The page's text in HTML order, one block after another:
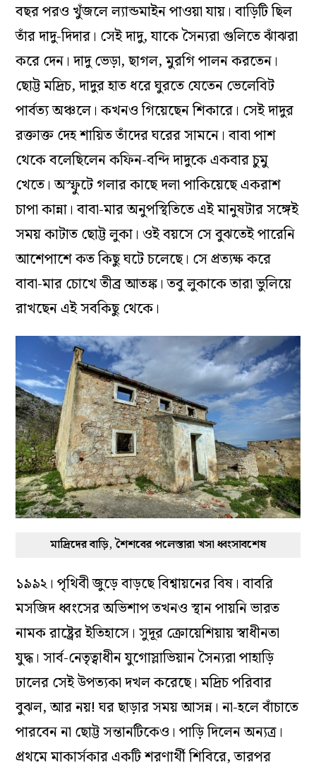
বছর পরও খুঁজলে ল্যান্ডমাইন পাওয়া যায়। বাড়িটি ছিল
তাঁর দাদু-দিদার। সেই দাদু, যাকে সৈন্যরা গুলিতে ঝাঁঝরা
করে দেন। দাদু ভেড়া, ছাগল, মুরগি পালন করতেন।
ছোট্ট মদ্রিচ, দাদুর হাত ধরে ঘুরতে যেতেন ভেলেবিট
পার্বত্য অঞ্চলে। কখনও গিয়েছেন শিকারে। সেই দাদুর
রক্তাক্ত দেহ শায়িত তাঁদের ঘরের সামনে। বাবা পাশ
থেকে বলেছিলেন কফিন-বন্দি দাদুকে একবার চুমু
খেতে। অস্ফুটে গলার কাছে দলা পাকিয়েছে একরাশ
চাপা কান্না। বাবা-মার অনুপস্থিতিতে এই মানুষটার সঙ্গেই
সময় কাটাত ছোট্ট লুকা। ওই বয়সে সে বুঝতেই পারেনি
আশেপাশে কত কিছু ঘটে চলেছে। সে প্রত্যক্ষ করে
বাবা-মার চোখে তীব্র আতঙ্ক। তবু লুকাকে তারা ভুলিয়ে
রাখছেন এই সবকিছু থেকে।
মাদ্রিদের বাড়ি, শৈশবের পলেস্তারা খসা ধ্বংসাবশেষ
১৯৯২। পৃথিবী জুড়ে বাড়ছে বিশ্বায়নের বিষ। বাবরি
মসজিদ ধ্বংসের অভিশাপ তখনও স্থান পায়নি ভারত
নামক রাষ্ট্রের ইতিহাসে। সুদূর ক্রোয়েশিয়ায় স্বাধীনতা
যুদ্ধ। সার্ব-নেতৃত্বাধীন যুগোস্লাভিয়ান সৈন্যরা পাহাড়ি
ঢালের সেই উপত্যকা দখল করেছে। মদ্রিচ পরিবার
বুঝল, আর নয়! ঘর ছাড়ার সময় আসন্ন। না-হলে বাঁচাতে
পারবেন না ছোট্ট সন্তানটিকেও। পাড়ি দিলেন অন্যত্র।
প্রথমে মাকার্সকার একটি শরণার্থী শিবিরে, তারপর